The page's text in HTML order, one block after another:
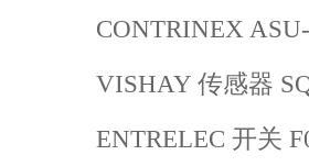
CONTRINEX
VISHAY 传感器
ENTRELEC 开关